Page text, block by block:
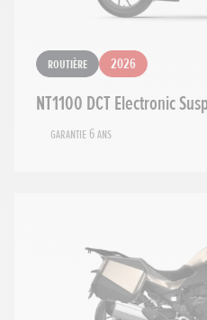
Routière 2026
NT1100 DCT Electronic
Garantie 6 ans